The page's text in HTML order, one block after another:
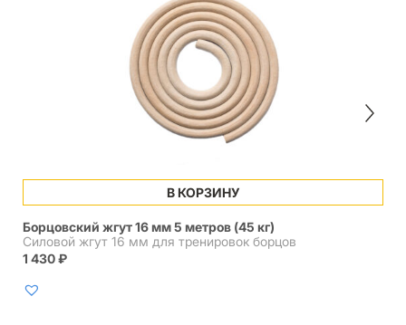
В КОРЗИНУ
Борцовский жгут 16 мм 5 метров (45 кг)
Силовой жгут 16 мм для тренировок борцов
1 430₽